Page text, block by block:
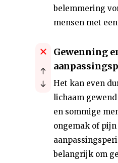
belemmering
mensen met
Gewenning
Het kan even
lichaam
en sommige
ongemak of
belangrijk om